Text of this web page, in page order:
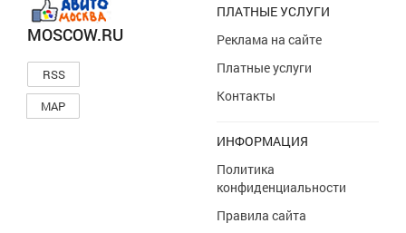
MOSCOW.RU
RSS
MAP
ПЛАТНЫЕ УСЛУГИ
Реклама на сайте
Платные услуги
Контакты
ИНФОРМАЦИЯ
Политика
конфиденциальности
Правила сайта